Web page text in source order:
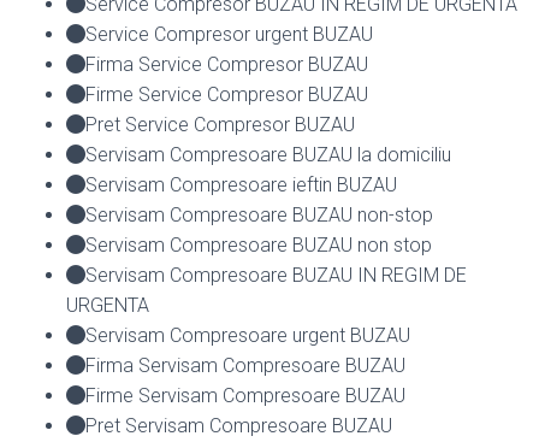
Service Compresor urgent BUZAU
Firma Service Compresor BUZAU
Firme Service Compresor BUZAU
Pret Service Compresor BUZAU
Servisam Compresoare BUZAU la domiciliu
Servisam Compresoare ieftin BUZAU
Servisam Compresoare BUZAU non-stop
Servisam Compresoare BUZAU non stop
Servisam Compresoare BUZAU IN REGIM DE
URGENTA
Servisam Compresoare urgent BUZAU
Firma Servisam Compresoare BUZAU
Firme Servisam Compresoare BUZAU
Pret Servisam Compresoare BUZAU